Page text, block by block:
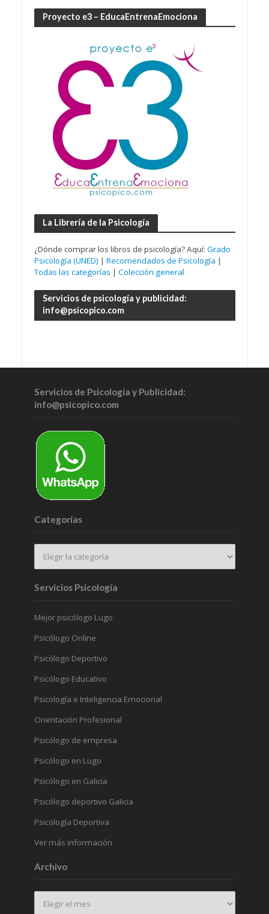
Proyecto e3 – EducaEntrenaEmociona
La Librería de la Psicología
¿Dónde comprar los libros de psicología? Aquí: Grado
Psicología (UNED) | Recomendados de Psicología |
Todas las categorías | Colección general
Servicios de psicología y publicidad:
info@psicopico.com
Servicios de Psicología y Publicidad:
info@psicopico.com
Categorías
Servicios Psicología
Mejor psicólogo Lugo
Psicólogo Online
Psicólogo Deportivo
Psicólogo Educativo
Psicología e Inteligencia Emocional
Orientación Profesional
Psicólogo de empresa
Psicólogo en Lugo
Psicólogo en Galicia
Psicólogo deportivo Galicia
Psicología Deportiva
Ver más información
Archivo
Archivo